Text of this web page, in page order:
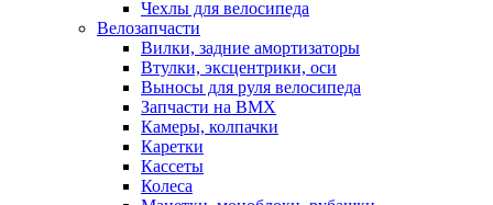
Чехлы для велосипеда
Велозапчасти
Вилки, задние амортизаторы
Втулки, эксцентрики, оси
Выносы для руля велосипеда
Запчасти на BMX
Камеры, колпачки
Каретки
Кассеты
Колеса